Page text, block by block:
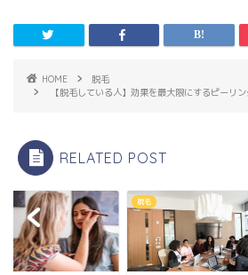
HOME
脱毛
【脱毛している人】効果を最大限にするピーリ
RELATED POST
脱毛